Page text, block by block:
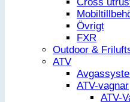
Cross
Övrigt
FXR
Outdoor &
ATV
ATV-vagnar
ATV-